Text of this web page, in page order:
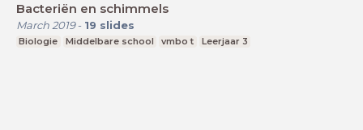
Bacteriën en schimmels
March 2019- 19 slides
Biologie Middelbare school vmbo t Leerjaar 3